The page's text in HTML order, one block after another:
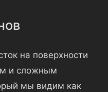
на поверхности
и сложным
мы видим как